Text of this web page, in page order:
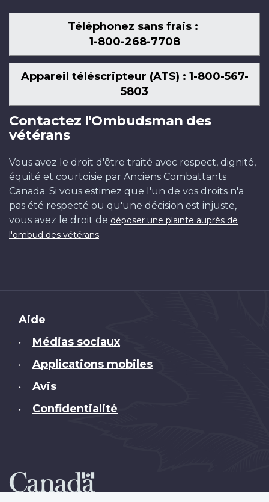
Téléphonez sans frais :
1-800-268-7708
Appareil téléscripteur (ATS) : 1-800-567-
5803
Contactez l'Ombudsman des
vétérans
Vous avez le droit d'être traité avec respect, dignité,
équité et courtoisie par Anciens Combattants
Canada. Si vous estimez que l'un de vos droits n'a
pas été respecté ou qu'une décision est injuste,
vous avez le droit de déposer une plainte auprès de
l'ombud des vétérans.
Brand
Aide
• Médias sociaux
• Applications mobiles
• Avis
• Confidentialité